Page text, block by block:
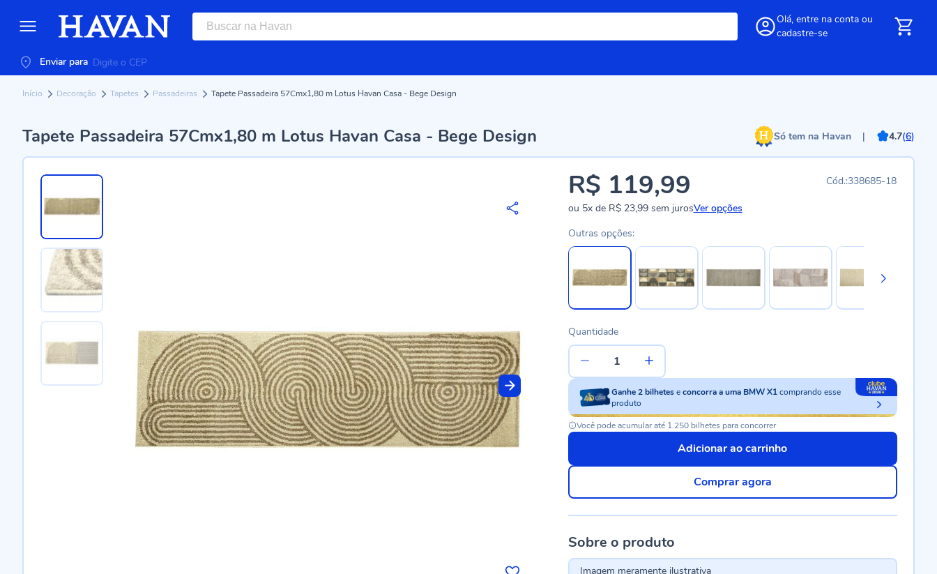
Olá, entre na conta ou
cadastre-se
Enviar para
Início Decoração Tapetes Passadeiras Tapete Passadeira 57Cmx1,80 m Lotus Havan Casa - Bege Design
Tapete Passadeira 57Cmx1,80 m Lotus Havan Casa - Bege Design Só tem na Havan | 4.7(6)
338685-18
R$ 119,99
ou 5xde R$ 23,99sem jurosVer opções
Outras opções:
Quantidade
Ganhe2 bilhetes econcorra a uma BMW X1comprando esse
produto
Você pode acumular até 1.250 bilhetes para concorrer
Adicionar ao carrinho
Comprar agora
Sobre o produto
Imagem meramente ilustrativa